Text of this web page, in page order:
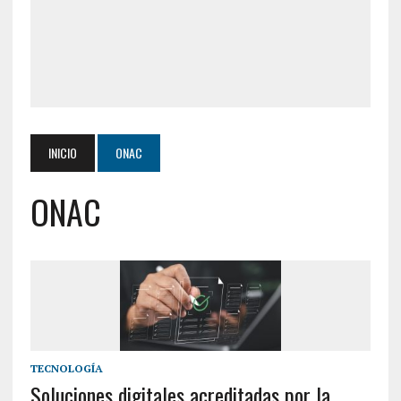
INICIO ONAC
ONAC
TECNOLOGÍA